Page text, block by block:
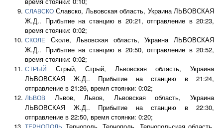
СЛАВСКО Славско, Львовская область, Украина ЛЬВОВСКАЯ
Ж.Д.. Прибытие на станцию в 20:21, отправление в 20:23,
время стоянки: 0:02;
СКОЛЕ
Сколе, Львовская область, Украина ЛЬВОВСКАЯ
Ж.Д.. Прибытие на станцию в 20:50, отправление в 20:52,
время стоянки: 0:02;
СТРЫЙ
Стрый, Стрый, Львовская область, Украина
ЛЬВОВСКАЯ Ж.Д.. Прибытие на станцию в 21:24,
отправление в 21:26, время стоянки: 0:02;
ЛЬВОВ
Львов, Львов, Львовская область, Украина
ЛЬВОВСКАЯ Ж.Д.. Прибытие на станцию в 22:30,
отправление в 22:50, время стоянки: 0:20;